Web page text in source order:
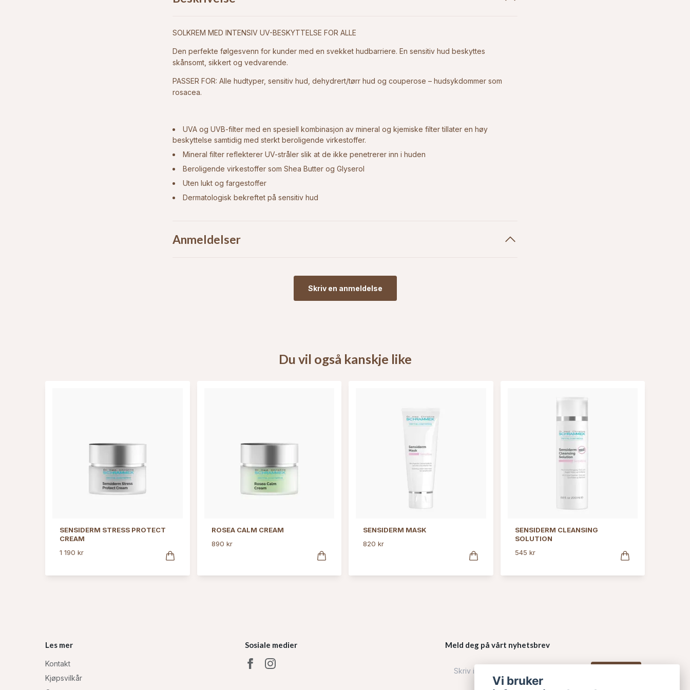
SOLKREM MED INTENSIV UV-BESKYTTELSE FOR ALLE
Den perfekte følgesvenn for kunder med en svekket hudbarriere. En sensitiv hud beskyttes
skånsomt, sikkert og vedvarende.
PASSER FOR: Alle hudtyper, sensitiv hud, dehydrert/tørr hud og couperose – hudsykdommer som
rosacea.
UVA og UVB-filter med en spesiell kombinasjon av mineral og kjemiske filter tillater en høy
beskyttelse samtidig med sterkt beroligende virkestoffer.
Mineral filter reflekterer UV-stråler slik at de ikke penetrerer inn i huden
Beroligende virkestoffer som Shea Butter og Glyserol
Uten lukt og fargestoffer
Dermatologisk bekreftet på sensitiv hud
Anmeldelser
Skriv en anmeldelse
Du vil også kanskje like
SENSIDERM STRESS PROTECT
CREAM
1 190 kr
ROSEA CALM CREAM
890 kr
SENSIDERM MASK
820 kr
SENSIDERM CLEANSING
SOLUTION
545 kr
Les mer
Kontakt
Kjøpsvilkår
Sosiale medier Meld deg på vårt nyhetsbrev
Vi bruker